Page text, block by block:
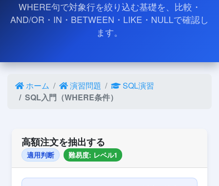
WHERE句で対象行を絞り込む基礎を、比較・
AND/OR・IN・BETWEEN・LIKE・NULLで確認し
ます。
ホーム 演習問題
SQL演習
SQL入門（WHERE条件）
高額注文を抽出する
適用判断 難易度: レベル1